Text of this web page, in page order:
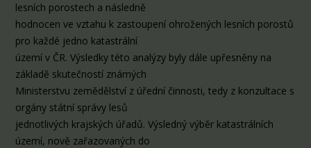
lesních porostech a následně
hodnocen ve vztahu k zastoupení ohrožených lesních porostů
pro každé jedno katastrální
území v ČR. Výsledky této analýzy byly dále upřesněny na
základě skutečností známých
Ministerstvu zemědělství z úřední činnosti, tedy z konzultace s
orgány státní správy lesů
jednotlivých krajských úřadů. Výsledný výběr katastrálních
území, nově zařazovaných do